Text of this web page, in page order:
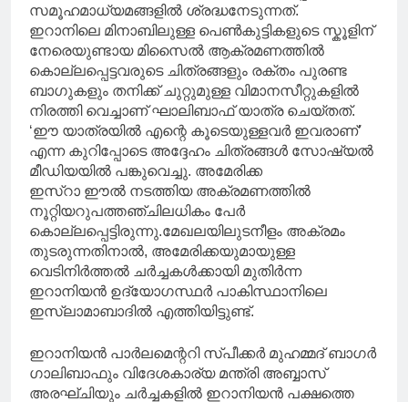
സമൂഹമാധ്യമങ്ങളിൽ ശ്രദ്ധനേടുന്നത്.
ഇറാനിലെ മിനാബിലുള്ള പെൺകുട്ടികളുടെ സ്കൂളിന്
നേരെയുണ്ടായ മിസൈൽ ആക്രമണത്തിൽ
കൊല്ലപ്പെട്ടവരുടെ ചിത്രങ്ങളും രക്തം പുരണ്ട
ബാഗുകളും തനിക്ക് ചുറ്റുമുള്ള വിമാനസീറ്റുകളിൽ
നിരത്തി വെച്ചാണ് ഘാലിബാഫ് യാത്ര ചെയ്തത്.
‘ഈ യാത്രയിൽ എന്റെ കൂടെയുള്ളവർ ഇവരാണ്’
എന്ന കുറിപ്പോടെ അദ്ദേഹം ചിത്രങ്ങൾ സോഷ്യൽ
മീഡിയയിൽ പങ്കുവെച്ചു. അമേരിക്ക
ഇസ്‌റാ ഈൽ നടത്തിയ അക്രമണത്തിൽ
നൂറ്റിയറുപത്തഞ്ചിലധികം പേർ
കൊല്ലപ്പെട്ടിരുന്നു.മേഖലയിലുടനീളം അക്രമം
തുടരുന്നതിനാൽ, അമേരിക്കയുമായുള്ള
വെടിനിർത്തൽ ചർച്ചകൾക്കായി മുതിർന്ന
ഇറാനിയൻ ഉദ്യോഗസ്ഥർ പാകിസ്ഥാനിലെ
ഇസ്ലാമാബാദിൽ എത്തിയിട്ടുണ്ട്.
ഇറാനിയൻ പാർലമെന്ററി സ്പീക്കർ മുഹമ്മദ് ബാഗർ
ഗാലിബാഫും വിദേശകാര്യ മന്ത്രി അബ്ബാസ്
അരഘ്ചിയും ചർച്ചകളിൽ ഇറാനിയൻ പക്ഷത്തെ